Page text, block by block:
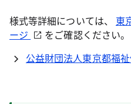
様式等詳細については、 東
ージ
をご確認ください。
公益財団法人東京都福